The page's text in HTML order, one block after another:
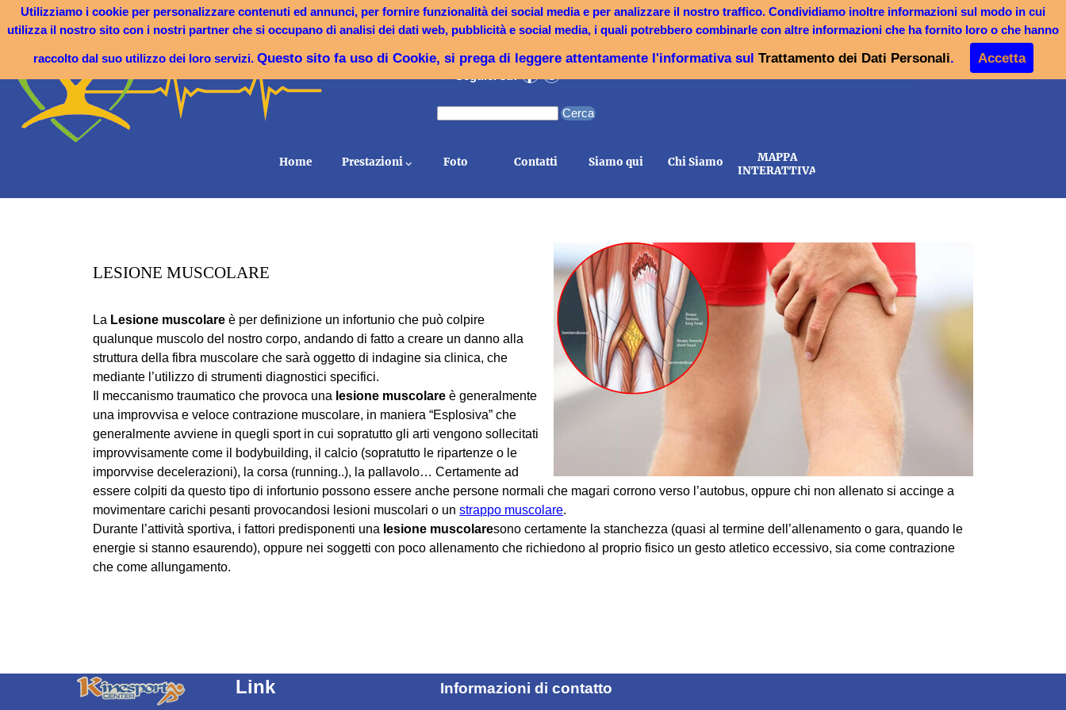
Utilizziamo i cookie per personalizzare contenuti ed annunci, per fornire funzionalità dei social media e per analizzare il nostro traffico. Condividiamo inoltre informazioni sul modo in cui
utilizza il nostro sito con i nostri partner che si occupano di analisi dei dati web, pubblicità e social media, i quali potrebbero combinarle con altre informazioni che ha fornito loro o che hanno
raccolto dal suo utilizzo dei loro servizi. Questo sito fa uso di Cookie, si prega di leggere attentamente l'informativa sul Trattamento dei Dati Personali. Accetta
y
Lun - Ven: 08:00-12:30 / 14:00-18:30
Sabato e Domenica: CHIUSO
z +39 338 357 5353 j 88068 Soverato (Cz)
Home ‎⁫ Prestazioni ⌵ Foto Contatti Siamo qui Chi Siamo
MAPPA
INTERATTIVA
:
Cerca
LESIONE MUSCOLARE
La Lesione muscolare è per definizione un infortunio che può colpire
qualunque muscolo del nostro corpo, andando di fatto a creare un danno alla
struttura della fibra muscolare che sarà oggetto di indagine sia clinica, che
mediante l’utilizzo di strumenti diagnostici specifici.
Il meccanismo traumatico che provoca una lesione muscolare è generalmente
una improvvisa e veloce contrazione muscolare, in maniera “Esplosiva” che
generalmente avviene in quegli sport in cui sopratutto gli arti vengono sollecitati
improvvisamente come il bodybuilding, il calcio (sopratutto le ripartenze o le
imporvvise decelerazioni), la corsa (running..), la pallavolo… Certamente ad
essere colpiti da questo tipo di infortunio possono essere anche persone normali che magari corrono verso l’autobus, oppure chi non allenato si accinge a
movimentare carichi pesanti provocandosi lesioni muscolari o unstrappo muscolare.
Durante l’attività sportiva, i fattori predisponenti una lesione muscolaresono certamente la stanchezza (quasi al termine dell’allenamento o gara, quando le
energie si stanno esaurendo), oppure nei soggetti con poco allenamento che richiedono al proprio fisico un gesto atletico eccessivo, sia come contrazione
che come allungamento.
Informazioni di contatto
Link